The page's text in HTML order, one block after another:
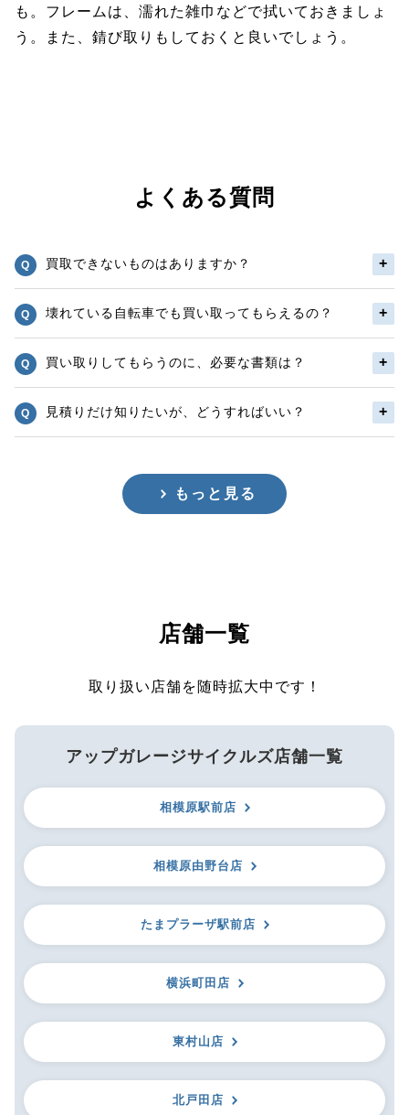
も。フレームは、濡れた雑巾などで拭いておきましょ
う。また、錆び取りもしておくと良いでしょう。
よくある質問
買取できないものはありますか？
壊れている自転車でも買い取ってもらえるの？
買い取りしてもらうのに、必要な書類は？
見積りだけ知りたいが、どうすればいい？
もっと見る
店舗一覧
取り扱い店舗を随時拡大中です！
アップガレージサイクルズ店舗一覧
相模原駅前店
相模原由野台店
たまプラーザ駅前店
横浜町田店
東村山店
北戸田店